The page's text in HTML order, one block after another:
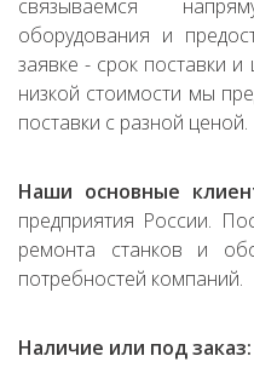
связываемся
оборудования и
заявке - срок поставки
низкой стоимости мы
поставки с разной ценой.
Наши основные
предприятия России.
ремонта станков и
потребностей компаний.
Наличие или под заказ: